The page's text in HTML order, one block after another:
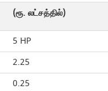
(ரூ.லட்சத்தில்)
5 HP
2.25
0.25